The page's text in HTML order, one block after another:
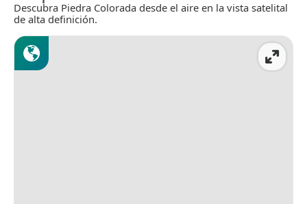
Descubra Piedra Colorada desde el aire en la vista satelital
de alta definición.